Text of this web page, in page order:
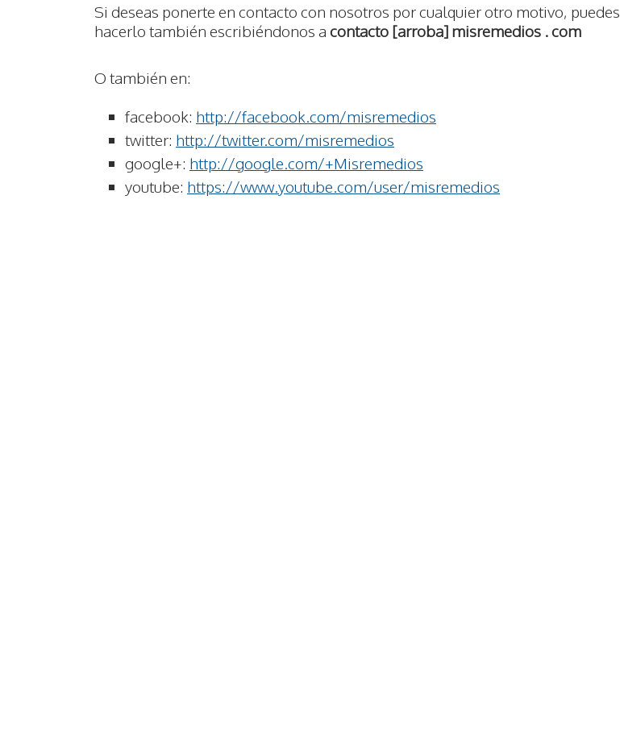
Si deseas ponerte en contacto con nosotros por cualquier otro motivo, puedes
hacerlo también escribiéndonos a contacto [arroba] misremedios . com
O también en:
facebook: http://facebook.com/misremedios
twitter: http://twitter.com/misremedios
google+: http://google.com/+Misremedios
youtube: https://www.youtube.com/user/misremedios